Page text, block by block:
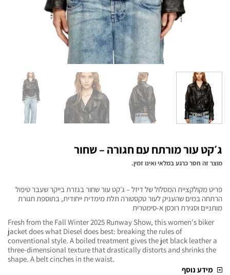
ג׳קט עור מורתח עם חגורה – שחור
מוצר זה חסר כרגע במלאי ואינו זמין.
פריט מקולקציית המסלול של דיזל – ג׳קט עור שחור בגזרת בייקר שעבר טיפול
הרתחה במים שהעניק לעור טקסטורה תלת מימדית ייחודית, בתוספת חגורת
מותניים וסגירת רוכסן א-סימטרית
Fresh from the Fall Winter 2025 Runway Show, this women's biker
jacket does what Diesel does best: breaking the rules of
conventional style. A boiled treatment gives the jet black leather a
three-dimensional texture that drastically distorts and shrinks the
shape. A belt cinches in the waist.
מידע נוסף